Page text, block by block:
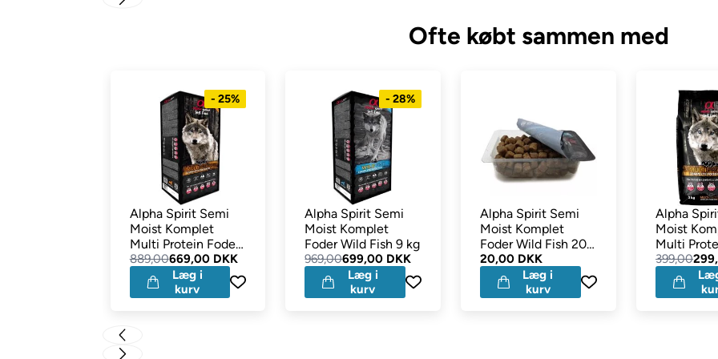
Ofte købt sammen med
- 25%
Alpha Spirit Semi
Moist Komplet
Multi Protein Foder
9 kg
889,00669,00 DKK
Læg i
kurv
- 28%
Alpha Spirit Semi
Moist Komplet
Foder Wild Fish 9 kg
969,00699,00 DKK
Læg i
kurv
Alpha Spirit Semi
Moist Komplet
Foder Wild Fish 200
gram
20,00 DKK
Læg i
kurv
Alpha
Moist
Multi
3 kg
399,00